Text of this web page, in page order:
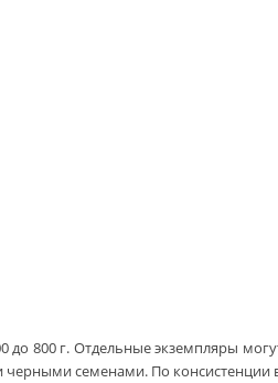
800 г. Отдельные экземпляры
семенами. По консистенции